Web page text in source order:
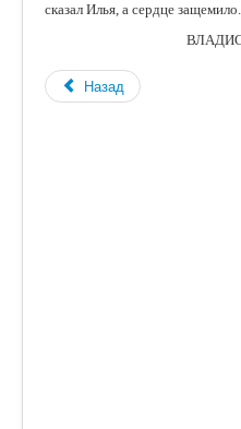
сказал Илья, а сердце
Назад